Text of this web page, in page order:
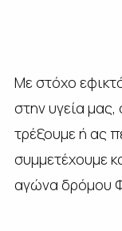
Με στόχο
στην υγεία
τρέξουμε ή ας
συμμετέχουμε
αγώνα δρόμου